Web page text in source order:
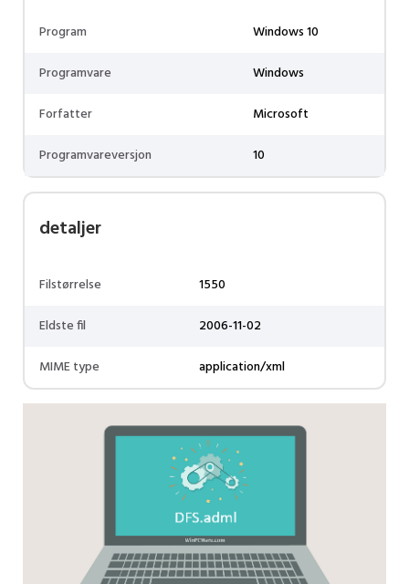
Program
Windows 10
Programvare
Windows
Forfatter
Microsoft
Programvareversjon
10
detaljer
Filstørrelse
1550
Eldste fil
2006-11-02
MIME type
application/xml